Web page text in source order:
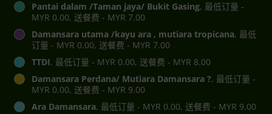
Pantai dalam /Taman jaya/ Bukit Gasing, 最低订量 -
MYR 0.00, 送餐费 - MYR 7.00
Damansara utama /kayu ara , mutiara tropicana, 最低
订量 - MYR 0.00, 送餐费 - MYR 7.00
TTDI, 最低订量 - MYR 0.00, 送餐费 - MYR 8.00
Damansara Perdana/ Mutiara Damansara ?, 最低订量 -
MYR 0.00, 送餐费 - MYR 9.00
Ara Damansara, 最低订量 - MYR 0.00, 送餐费 - MYR 9.00